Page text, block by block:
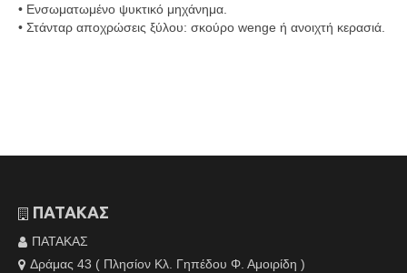
• Ενσωματωμένο ψυκτικό μηχάνημα.
• Στάνταρ αποχρώσεις ξύλου: σκούρο wenge ή ανοιχτή κερασιά.
ΠΑΤΑΚΑΣ
ΠΑΤΑΚΑΣ
Δράμας 43 ( Πλησίον Κλ. Γηπέδου Φ. Αμοιρίδη )